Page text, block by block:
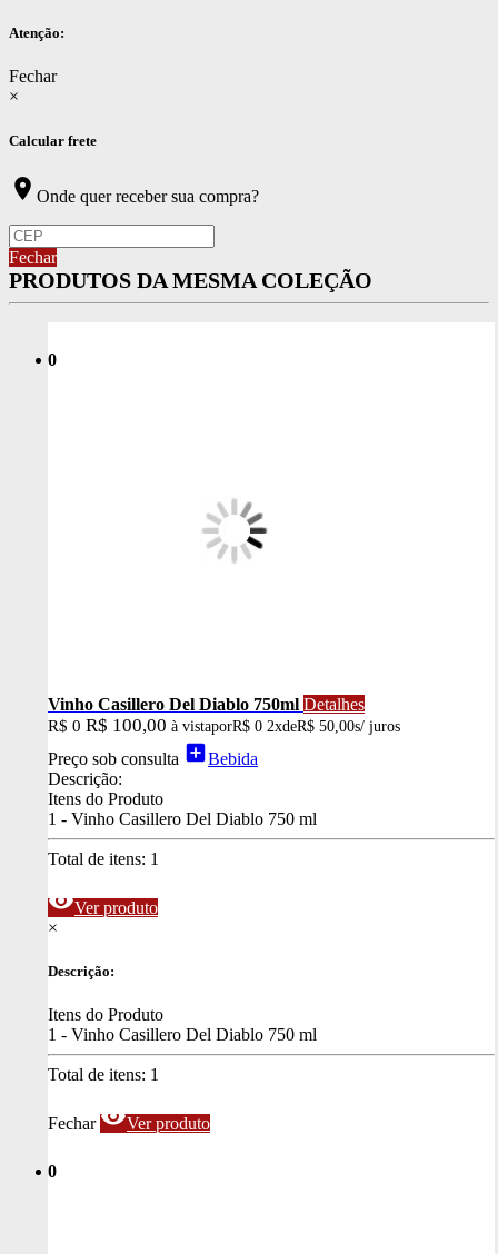
Atenção:
Fechar
×
Calcular frete
location_on Onde quer receber sua compra?
Fechar
PRODUTOS DA MESMA COLEÇÃO
0
Vinho Casillero Del Diablo 750ml Detalhes
R$ 0 R$ 100,00 à vistaporR$ 0 2xdeR$ 50,00s/ juros
Preço sob consulta add_boxBebida
Descrição:
Itens do Produto
1 - Vinho Casillero Del Diablo 750 ml
Total de itens: 1
visibilityVer produto
×
Descrição:
Itens do Produto
1 - Vinho Casillero Del Diablo 750 ml
Total de itens: 1
Fechar visibilityVer produto
0